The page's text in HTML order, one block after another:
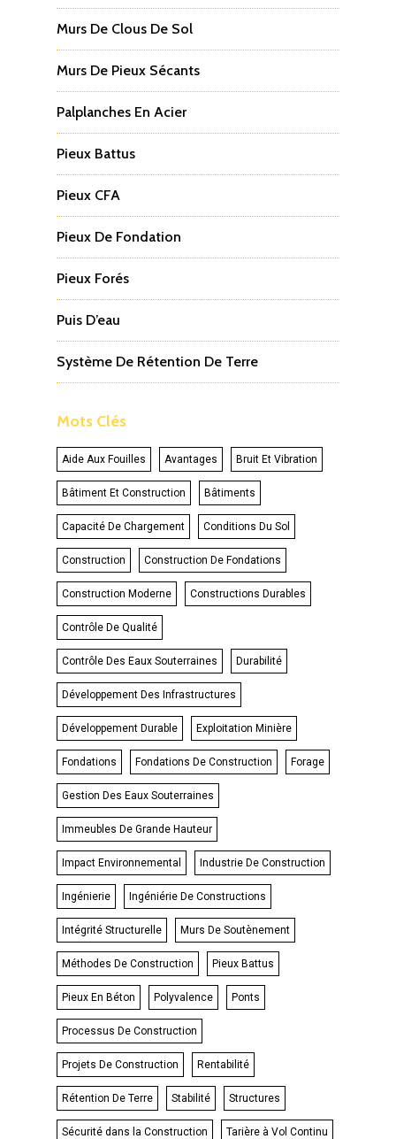
Murs De Clous De Sol
Murs De Pieux Sécants
Palplanches En Acier
Pieux Battus
Pieux CFA
Pieux De Fondation
Pieux Forés
Puis D’eau
Système De Rétention De Terre
Mots Clés
Aide Aux Fouilles Avantages Bruit Et Vibration
Bâtiment Et Construction Bâtiments
Capacité De Chargement Conditions Du Sol
Construction Construction De Fondations
Construction Moderne Constructions Durables
Contrôle De Qualité
Contrôle Des Eaux Souterraines Durabilité
Développement Des Infrastructures
Développement Durable Exploitation Minière
Fondations Fondations De Construction Forage
Gestion Des Eaux Souterraines
Immeubles De Grande Hauteur
Impact Environnemental Industrie De Construction
Ingénierie Ingéniérie De Constructions
Intégrité Structurelle Murs De Soutènement
Méthodes De Construction Pieux Battus
Pieux En Béton Polyvalence Ponts
Processus De Construction
Projets De Construction Rentabilité
Rétention De Terre Stabilité Structures
Sécurité dans la Construction Tarière à Vol Continu